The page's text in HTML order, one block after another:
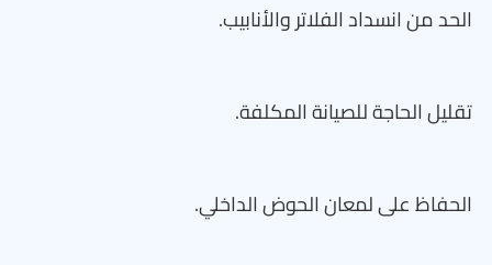
الحد من انسداد الفلاتر والأنابيب.
تقليل الحاجة للصيانة المكلفة.
الحفاظ على لمعان الحوض الداخلي.